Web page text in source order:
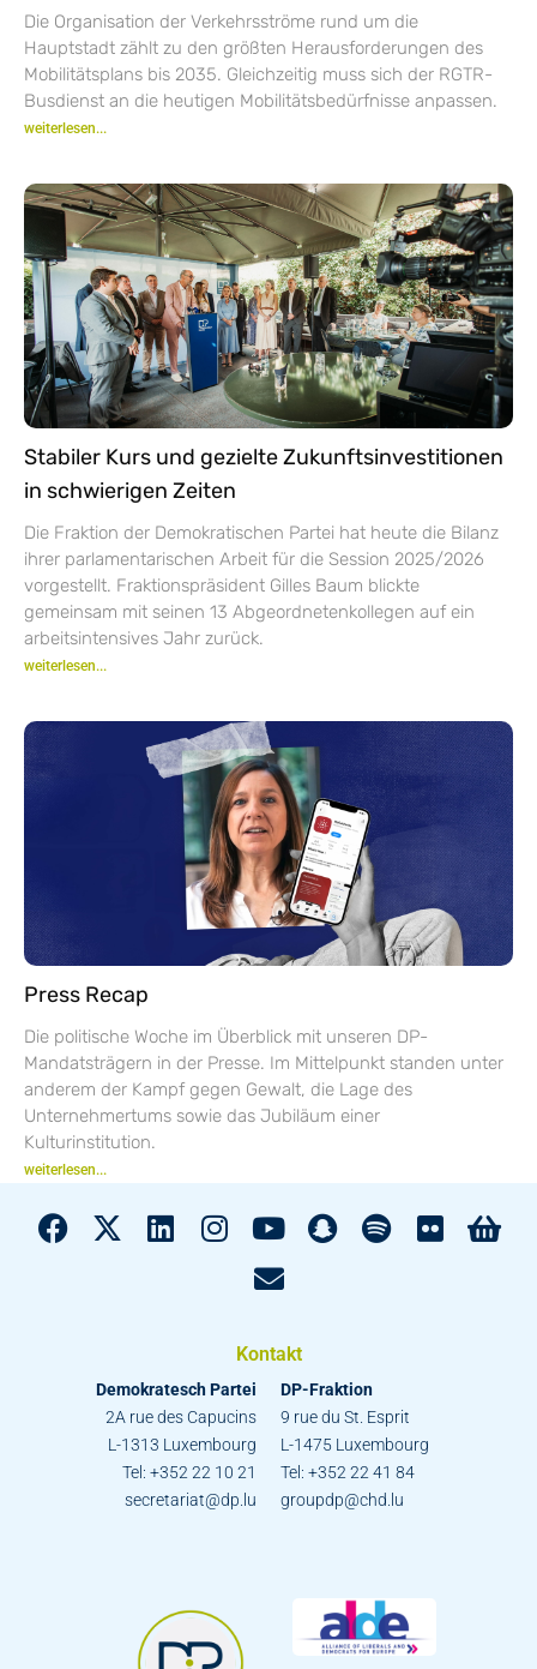
Die Organisation der Verkehrsströme rund um die
Hauptstadt zählt zu den größten Herausforderungen des
Mobilitätsplans bis 2035. Gleichzeitig muss sich der RGTR-
Busdienst an die heutigen Mobilitätsbedürfnisse anpassen.
weiterlesen...
Stabiler Kurs und gezielte Zukunftsinvestitionen
in schwierigen Zeiten
Die Fraktion der Demokratischen Partei hat heute die Bilanz
ihrer parlamentarischen Arbeit für die Session 2025/2026
vorgestellt. Fraktionspräsident Gilles Baum blickte
gemeinsam mit seinen 13 Abgeordnetenkollegen auf ein
arbeitsintensives Jahr zurück.
weiterlesen...
Press Recap
Die politische Woche im Überblick mit unseren DP-
Mandatsträgern in der Presse. Im Mittelpunkt standen unter
anderem der Kampf gegen Gewalt, die Lage des
Unternehmertums sowie das Jubiläum einer
Kulturinstitution.
weiterlesen...
Kontakt
Demokratesch Partei
2A rue des Capucins
L-1313 Luxembourg
Tel: +352 22 10 21
secretariat@dp.lu
DP-Fraktion
9 rue du St. Esprit
L-1475 Luxembourg
Tel: +352 22 41 84
groupdp@chd.lu